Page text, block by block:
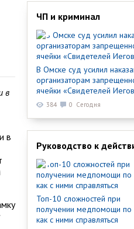
в
в
ЧП и криминал
В Омске суд усилил
организаторам
ячейки «Свидетелей
384 0 Сегодня
Руководство к
Топ-10 сложностей при
получении медпомощи
как с ними справляться